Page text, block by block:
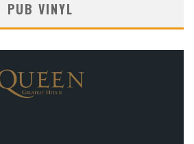
PUB VINYL